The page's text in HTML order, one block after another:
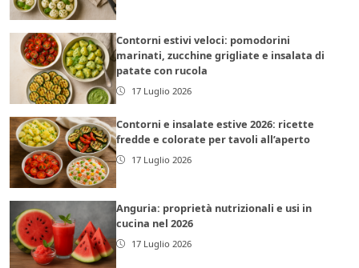
Contorni estivi veloci: pomodorini
marinati, zucchine grigliate e insalata di
patate con rucola
17 Luglio 2026
Contorni e insalate estive 2026: ricette
fredde e colorate per tavoli all’aperto
17 Luglio 2026
Anguria: proprietà nutrizionali e usi in
cucina nel 2026
17 Luglio 2026